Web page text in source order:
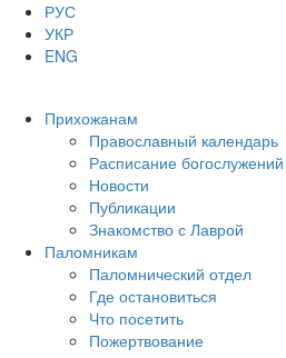
РУС
УКР
ENG
Прихожанам
Православный календарь
Расписание богослужений
Новости
Публикации
Знакомство с Лаврой
Паломникам
Паломнический отдел
Где остановиться
Что посетить
Пожертвование